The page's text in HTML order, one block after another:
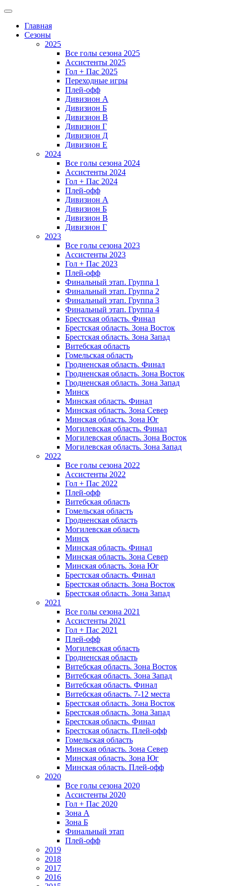
Главная
Сезоны
2025
Все голы сезона 2025
Ассистенты 2025
Гол + Пас 2025
Переходные игры
Плей-офф
Дивизион A
Дивизион Б
Дивизион В
Дивизион Г
Дивизион Д
Дивизион Е
2024
Все голы сезона 2024
Ассистенты 2024
Гол + Пас 2024
Плей-офф
Дивизион A
Дивизион Б
Дивизион В
Дивизион Г
2023
Все голы сезона 2023
Ассистенты 2023
Гол + Пас 2023
Плей-офф
Финальный этап. Группа 1
Финальный этап. Группа 2
Финальный этап. Группа 3
Финальный этап. Группа 4
Брестская область. Финал
Брестская область. Зона Восток
Брестская область. Зона Запад
Витебская область
Гомельская область
Гродненская область. Финал
Гродненская область. Зона Восток
Гродненская область. Зона Запад
Минск
Минская область. Финал
Минская область. Зона Север
Минская область. Зона Юг
Могилевская область. Финал
Могилевская область. Зона Восток
Могилевская область. Зона Запад
2022
Все голы сезона 2022
Ассистенты 2022
Гол + Пас 2022
Плей-офф
Витебская область
Гомельская область
Гродненская область
Могилевская область
Минск
Mинская область. Финал
Минская область. Зона Север
Минская область. Зона Юг
Брестская область. Финал
Брестская область. Зона Восток
Брестская область. Зона Запад
2021
Все голы сезона 2021
Ассистенты 2021
Гол + Пас 2021
Плей-офф
Могилевская область
Гродненская область
Витебская область. Зона Восток
Витебская область. Зона Запад
Витебская область. Финал
Витебская область. 7-12 места
Брестская область. Зона Восток
Брестская область. Зона Запад
Брестская область. Финал
Брестская область. Плей-офф
Гомельская область
Минская область. Зона Север
Минская область. Зона Юг
Минская область. Плей-офф
2020
Все голы сезона 2020
Ассистенты 2020
Гол + Пас 2020
Зона А
Зона Б
Финальный этап
Плей-офф
2019
2018
2017
2016